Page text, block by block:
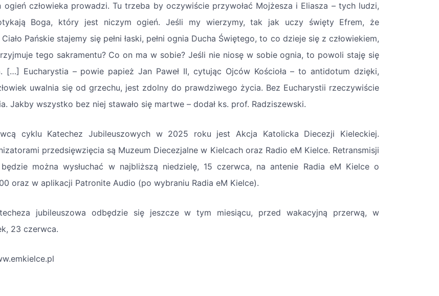
ogień człowieka prowadzi. Tu trzeba by oczywiście przywołać Mojżesza i Eliasza – tych ludzi,
Boga, który jest niczym ogień. Jeśli my wierzymy, tak jak uczy święty Efrem, że
Pańskie stajemy się pełni łaski, pełni ognia Ducha Świętego, to co dzieje się z człowiekiem,
tego sakramentu? Co on ma w sobie? Jeśli nie niosę w sobie ognia, to powoli staję się
[…] Eucharystia – powie papież Jan Paweł II, cytując Ojców Kościoła – to antidotum dzięki,
uwalnia się od grzechu, jest zdolny do prawdziwego życia. Bez Eucharystii rzeczywiście
Jakby wszystko bez niej stawało się martwe – dodał ks. prof. Radziszewski.
cyklu Katechez Jubileuszowych w 2025 roku jest Akcja Katolicka Diecezji Kieleckiej.
przedsięwzięcia są Muzeum Diecezjalne w Kielcach oraz Radio eM Kielce. Retransmisji
można wysłuchać w najbliższą niedzielę, 15 czerwca, na antenie Radia eM Kielce o
oraz w aplikacji Patronite Audio (po wybraniu Radia eM Kielce).
jubileuszowa odbędzie się jeszcze w tym miesiącu, przed wakacyjną przerwą, w
23 czerwca.